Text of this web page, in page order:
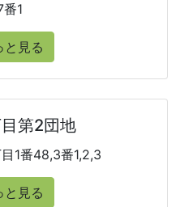
1
と見る
第2団地
1番48,3番1,2,3
と見る